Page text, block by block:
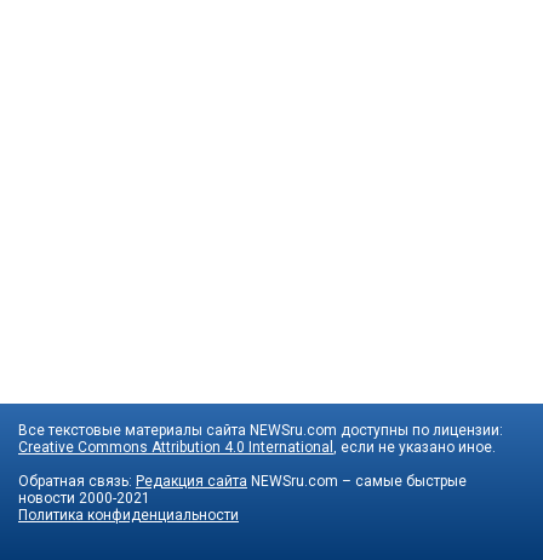
Все текстовые материалы сайта NEWSru.com доступны по лицензии:
Creative Commons Attribution 4.0 International
, если не указано иное.
Обратная связь: Редакция сайта NEWSru.com – самые быстрые
новости 2000-2021
Политика конфиденциальности